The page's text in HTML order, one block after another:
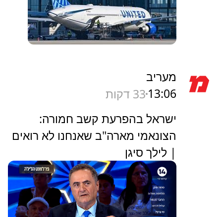
מעריב
13:06 33 דקות
ישראל בהפרעת קשב חמורה:
הצונאמי מארה"ב שאנחנו לא רואים
| לילך סיגן